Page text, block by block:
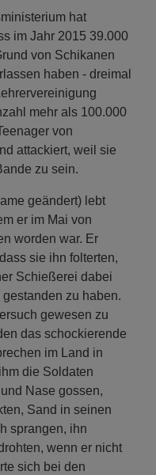
hat
im Jahr 2015 39.000
von Schikanen
haben - dreimal
mehr als 100.000
von
attackiert, weil sie
zu sein.
geändert) lebt
er im Mai von
worden war. Er
sie ihn folterten,
Schießerei dabei
zu haben.
gewesen zu
das schockierende
im Land in
die Soldaten
Nase gossen,
Sand in seinen
sprangen, ihn
wenn er nicht
sich bei den